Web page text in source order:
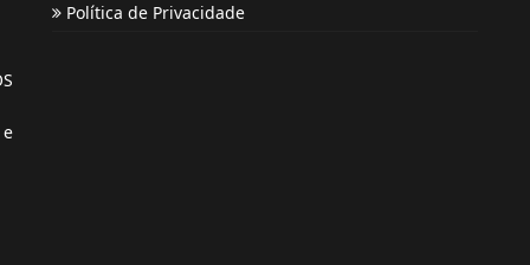
Política de Privacidade